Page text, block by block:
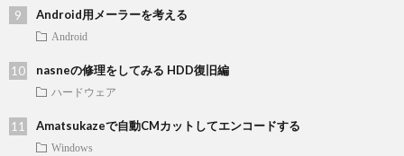
Android用メーラーを考える
Android
nasneの修理をしてみる HDD復旧編
ハードウェア
Amatsukazeで自動CMカットしてエンコードする
Windows